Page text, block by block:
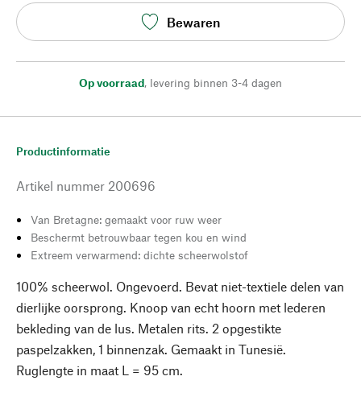
Bewaren
Op voorraad, levering binnen 3-4 dagen
Productinformatie
Artikel nummer 200696
Van Bretagne: gemaakt voor ruw weer
Beschermt betrouwbaar tegen kou en wind
Extreem verwarmend: dichte scheerwolstof
100% scheerwol. Ongevoerd. Bevat niet-textiele delen van
dierlijke oorsprong. Knoop van echt hoorn met lederen
bekleding van de lus. Metalen rits. 2 opgestikte
paspelzakken, 1 binnenzak. Gemaakt in Tunesië.
Ruglengte in maat L = 95 cm.